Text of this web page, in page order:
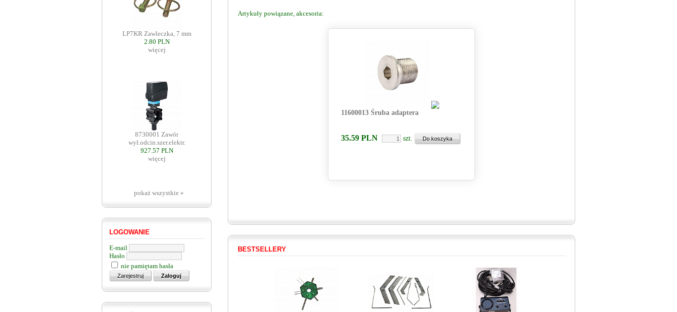
LP7KR Zawleczka, 7 mm
2.80 PLN
więcej
8730001 Zawór
wył.odcin.szer.elektr.
927.57 PLN
więcej
pokaż wszystkie »
LOGOWANIE
E-mail
Hasło
nie pamiętam hasła
Artykuły powiązane, akcesoria:
11600013 Śruba adaptera
35.59 PLN szt.
BESTSELLERY